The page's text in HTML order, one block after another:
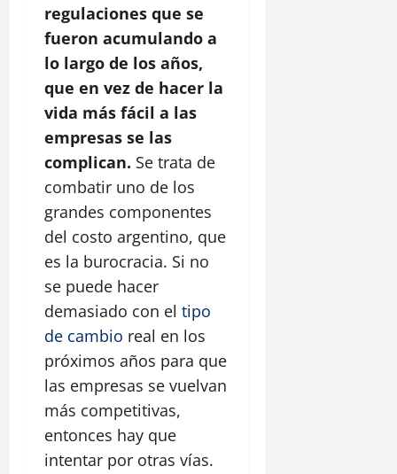
regulaciones que se
fueron acumulando a
lo largo de los años,
que en vez de hacer la
vida más fácil a las
empresas se las
complican. Se trata de
combatir uno de los
grandes componentes
del costo argentino, que
es la burocracia. Si no
se puede hacer
demasiado con el tipo
de cambio real en los
próximos años para que
las empresas se vuelvan
más competitivas,
entonces hay que
intentar por otras vías.